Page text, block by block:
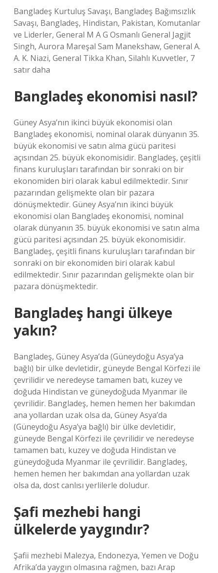
Bangladeş Kurtuluş Savaşı, Bangladeş Bağımsızlık
Savaşı, Bangladeş, Hindistan, Pakistan, Komutanlar
ve Liderler, General M A G Osmanlı General Jagjit
Singh, Aurora Mareşal Sam Manekshaw, General A.
A. K. Niazi, General Tikka Khan, Silahlı Kuvvetler, 7
satır daha
Bangladeş ekonomisi nasıl?
Güney Asya’nın ikinci büyük ekonomisi olan
Bangladeş ekonomisi, nominal olarak dünyanın 35.
büyük ekonomisi ve satın alma gücü paritesi
açısından 25. büyük ekonomisidir. Bangladeş, çeşitli
finans kuruluşları tarafından bir sonraki on bir
ekonomiden biri olarak kabul edilmektedir. Sınır
pazarından gelişmekte olan bir pazara
dönüşmektedir. Güney Asya’nın ikinci büyük
ekonomisi olan Bangladeş ekonomisi, nominal
olarak dünyanın 35. büyük ekonomisi ve satın alma
gücü paritesi açısından 25. büyük ekonomisidir.
Bangladeş, çeşitli finans kuruluşları tarafından bir
sonraki on bir ekonomiden biri olarak kabul
edilmektedir. Sınır pazarından gelişmekte olan bir
pazara dönüşmektedir.
Bangladeş hangi ülkeye
yakın?
Bangladeş, Güney Asya’da (Güneydoğu Asya’ya
bağlı) bir ülke devletidir, güneyde Bengal Körfezi ile
çevrilidir ve neredeyse tamamen batı, kuzey ve
doğuda Hindistan ve güneydoğuda Myanmar ile
çevrilidir. Bangladeş, hemen hemen her bakımdan
ana yollardan uzak olsa da, Güney Asya’da
(Güneydoğu Asya’ya bağlı) bir ülke devletidir,
güneyde Bengal Körfezi ile çevrilidir ve neredeyse
tamamen batı, kuzey ve doğuda Hindistan ve
güneydoğuda Myanmar ile çevrilidir. Bangladeş,
hemen hemen her bakımdan ana yollardan uzak
olsa da, dost canlısı yerlilerle doludur.
Şafi mezhebi hangi
ülkelerde yaygındır?
Şafii mezhebi Malezya, Endonezya, Yemen ve Doğu
Afrika’da yaygın olmasına rağmen, bazı Arap